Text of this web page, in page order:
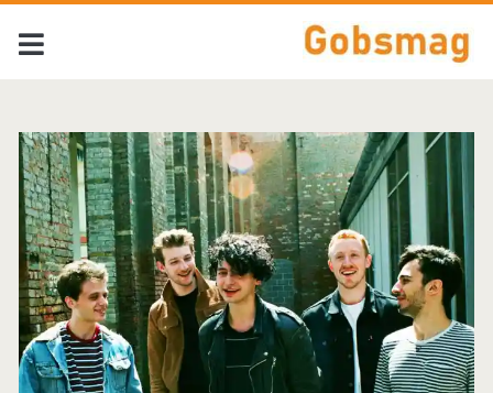
Tag:
<span>The
1975</span>